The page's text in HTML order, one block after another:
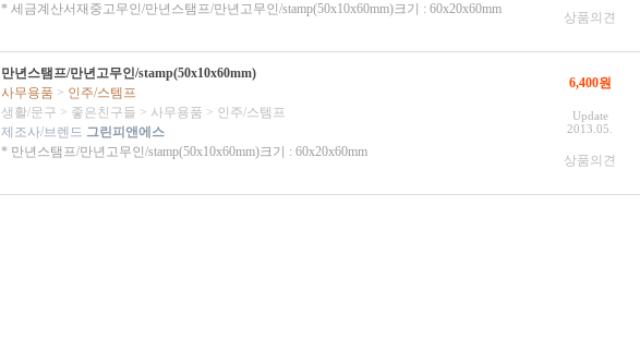
* 세금계산서재중고무인/만년스탬프/만년고무인/stamp(50x10x60mm)크기 : 60x20x60mm
상품의견
만년스탬프/만년고무인/stamp(50x10x60mm)
사무용품 > 인주/스템프
생활/문구 > 좋은친구들 > 사무용품 > 인주/스템프
제조사/브렌드 그린피앤에스
* 만년스탬프/만년고무인/stamp(50x10x60mm)크기 : 60x20x60mm
6,400원
Update
2013.05.
상품의견